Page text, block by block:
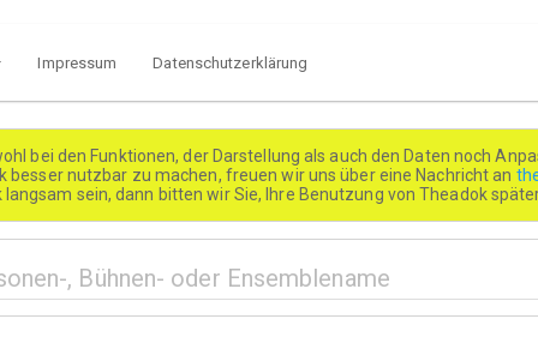
Impressum Datenschutzerklärung
bei den Funktionen, der Darstellung als auch den Daten noch
besser nutzbar zu machen, freuen wir uns über eine Nachricht an
sein, dann bitten wir Sie, Ihre Benutzung von Theadok